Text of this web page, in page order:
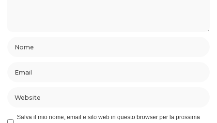
Salva il mio nome, email e sito web in questo browser per la prossima